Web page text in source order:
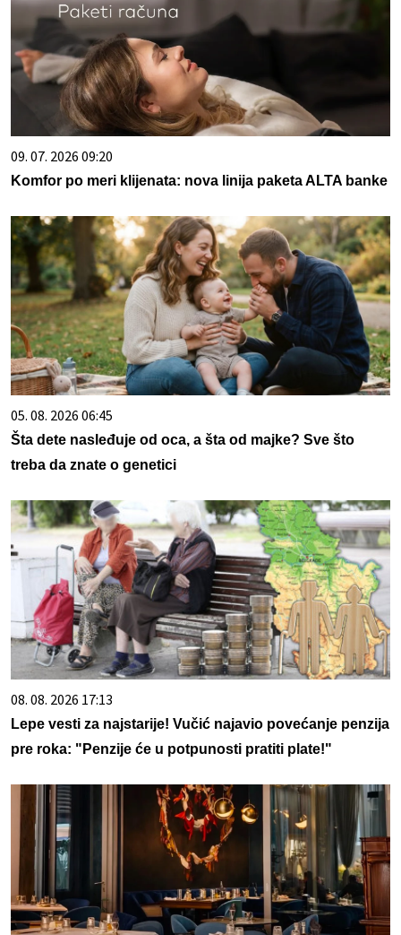
09. 07. 2026 09:20
Komfor po meri klijenata: nova linija paketa ALTA banke
05. 08. 2026 06:45
Šta dete nasleđuje od oca, a šta od majke? Sve što
treba da znate o genetici
08. 08. 2026 17:13
Lepe vesti za najstarije! Vučić najavio povećanje penzija
pre roka: "Penzije će u potpunosti pratiti plate!"